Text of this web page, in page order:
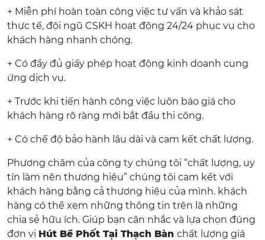
+ Miễn phí hoàn toàn công việc tư vấn và khảo sát
thực tế, đội ngũ CSKH hoạt động 24/24 phục vụ cho
khách hàng nhanh chóng.
+ Có đầy đủ giấy phép hoạt động kinh doanh cung
ứng dịch vụ.
+ Trước khi tiến hành công việc luôn báo giá cho
khách hàng rõ ràng mới bắt đầu thi công.
+ Có chế độ bảo hành lâu dài và cam kết chất lượng.
Phương châm của công ty chúng tôi “chất lượng, uy
tín làm nên thương hiệu” chúng tôi cam kết với
khách hàng bằng cả thương hiệu của mình. khách
hàng có thể xem những thông tin trên là những
chia sẻ hữu ích. Giúp bạn cân nhắc và lựa chọn đúng
đơn vị Hút Bể Phốt Tại Thạch Bàn chất lượng giá